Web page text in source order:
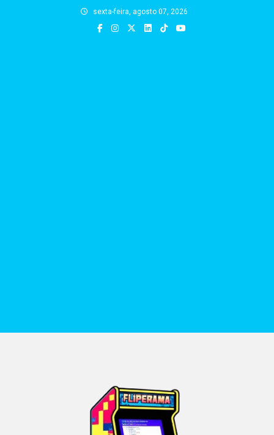
sexta-feira, agosto 07, 2026